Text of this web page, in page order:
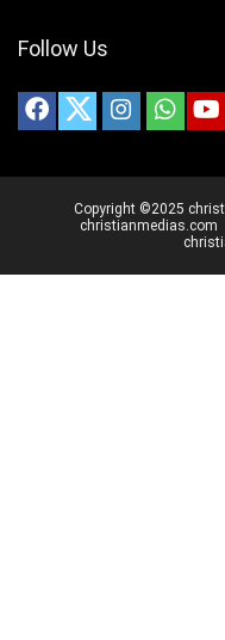
Follow Us
Copyright ©2025
christianmedias.com